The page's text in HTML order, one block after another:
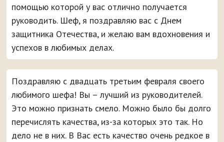
помощью которой у вас отлично получается
руководить. Шеф, я поздравляю вас с Днем
защитника Отечества, и желаю вам вдохновения и
успехов в любимых делах.
Поздравляю с двадцать третьим февраля своего
любимого шефа! Вы – лучший из руководителей.
Это можно признать смело. Можно было бы долго
перечислять качества, из-за которых это так. Но
дело не в них. В Вас есть качество очень редкое в